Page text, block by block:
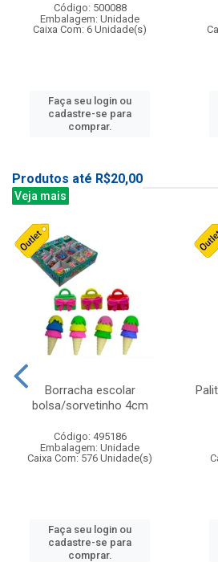
Código: 500088
Embalagem: Unidade
Caixa Com: 6 Unidade(s)
Faça seu login ou
cadastre-se para
comprar.
Produtos até R$20,00
Veja mais
Borracha escolar
bolsa/sorvetinho 4cm
Código: 495186
Embalagem: Unidade
Caixa Com: 576 Unidade(s)
Faça seu login ou
cadastre-se para
comprar.